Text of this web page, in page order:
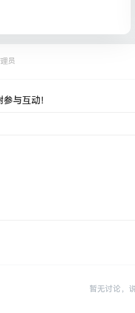
员
与互动！
暂无讨论，